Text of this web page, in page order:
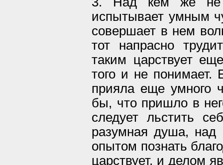
испытывает умным
совершает в нем
тот напрасно
таким царствует
того и не
прияла еще умного
бы, что пришло в
следует льстить
разумная душа, над
опытом познать
царствует, и делом